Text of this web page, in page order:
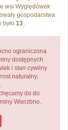
wsi Wyględówek
gospodarstwa
było 13 .
ograniczona
dostępnych
i stan cywilny
naturalny,
do do
Wierzbno.